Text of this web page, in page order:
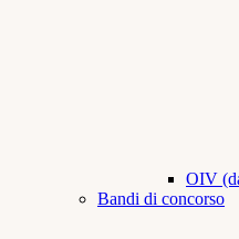
OIV
Bandi di concorso